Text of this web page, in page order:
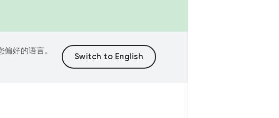
好的语言。